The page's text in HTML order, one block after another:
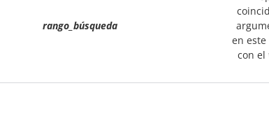
rango_búsqueda
en
con el